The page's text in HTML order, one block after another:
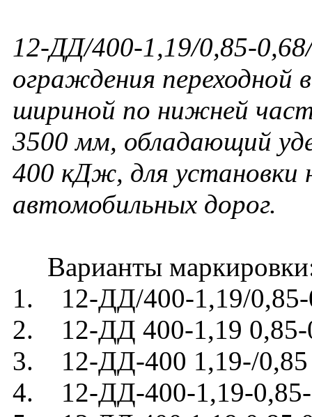
12-ДД/400-1,19/0,85-
ограждения
шириной по нижней
3500 мм, обладающий
400 кДж, для установки
автомобильных дорог.
Варианты
1. 12-ДД/400-1,19/0,85-
2. 12-ДД 400-1,19 0,85-
3. 12-ДД-400 1,19-/0,85
4. 12-ДД-400-1,19-